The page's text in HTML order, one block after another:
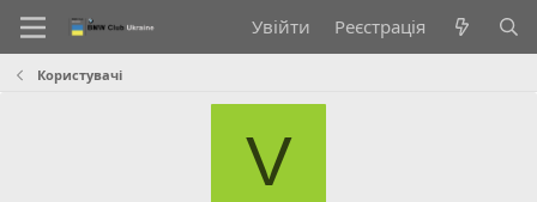
Увійти Реєстрація
Користувачі
V